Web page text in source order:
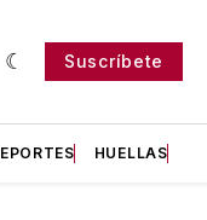
Suscríbete
HUELLAS